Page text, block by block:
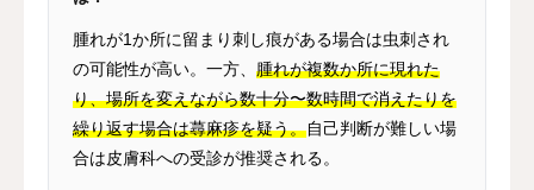
腫れが1か所に留まり刺し痕がある場合は虫刺され
の可能性が高い。一方、 腫れが複数か所に現れた
り、場所を変えながら数十分〜数時間で消えたりを
繰り返す場合は蕁麻疹を疑う。自己判断が難しい場
合は皮膚科への受診が推奨される。